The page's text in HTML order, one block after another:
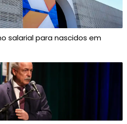
salarial para nascidos em